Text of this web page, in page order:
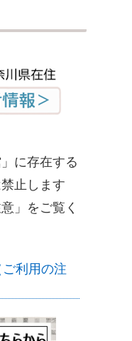
に存在する
止します
」をご覧く
利用の注